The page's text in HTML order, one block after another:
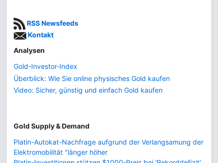
RSS Newsfeeds
Kontakt
Analysen
Gold-Investor-Index
Überblick: Wie Sie online physisches Gold kaufen
Video: Sicher, günstig und einfach Gold kaufen
Gold Supply & Demand
Platin-Autokat-Nachfrage aufgrund der Verlangsamung der
Elektromobilität "länger höher